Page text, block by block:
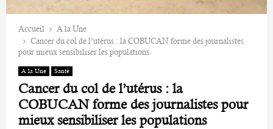
Accueil
A la Une
Cancer du col de l’utérus : la COBUCAN forme des journalistes
pour mieux sensibiliser les populations
A la Une Santé
Cancer du col de l’utérus : la
COBUCAN forme des journalistes pour
mieux sensibiliser les populations